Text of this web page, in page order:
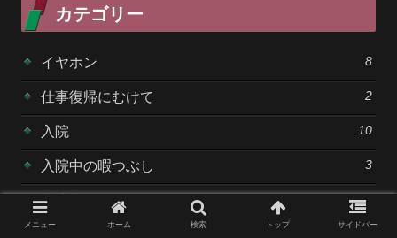
カテゴリー
イヤホン 8
仕事復帰にむけて 2
入院 10
入院中の暇つぶし 3
快適生活情報 10
メニュー ホーム 検索 トップ サイドバー